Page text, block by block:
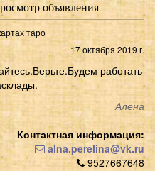
объявления
таро
17 октября 2019 г.
работать
Алена
Контактная информация:
alna.perelina@vk.ru
9527667648